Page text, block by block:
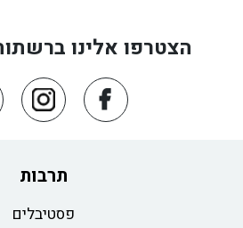
הצטרפו אלינו
תרבות
פסטיבלים